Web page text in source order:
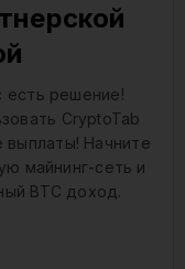
есть решение!
CryptoTab
выплаты! Начните
майнинг-сеть и
BTC доход.